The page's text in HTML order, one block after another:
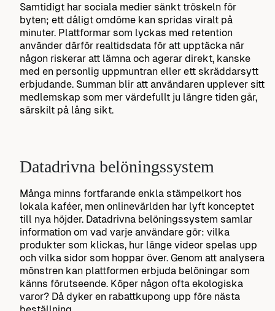
Samtidigt har sociala medier sänkt tröskeln för
byten; ett dåligt omdöme kan spridas viralt på
minuter. Plattformar som lyckas med retention
använder därför realtidsdata för att upptäcka när
någon riskerar att lämna och agerar direkt, kanske
med en personlig uppmuntran eller ett skräddarsytt
erbjudande. Summan blir att användaren upplever sitt
medlemskap som mer värdefullt ju längre tiden går,
särskilt på lång sikt.
Datadrivna belöningssystem
Många minns fortfarande enkla stämpelkort hos
lokala kaféer, men onlinevärlden har lyft konceptet
till nya höjder. Datadrivna belöningssystem samlar
information om vad varje användare gör: vilka
produkter som klickas, hur länge videor spelas upp
och vilka sidor som hoppar över. Genom att analysera
mönstren kan plattformen erbjuda belöningar som
känns förutseende. Köper någon ofta ekologiska
varor? Då dyker en rabattkupong upp före nästa